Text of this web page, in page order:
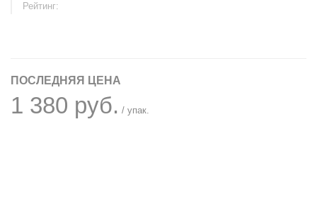
Рейтинг:
ПОСЛЕДНЯЯ ЦЕНА
1 380 руб. / упак.